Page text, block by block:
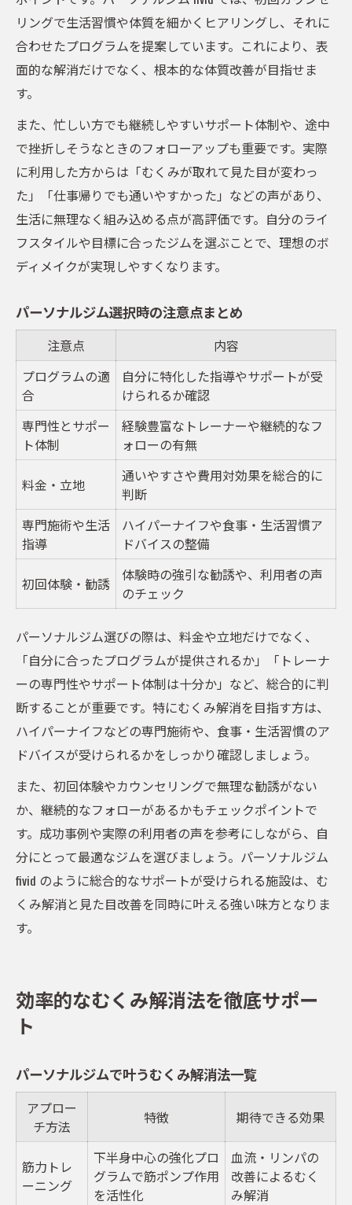
リングで生活習慣や体質を細かくヒアリングし、それに
合わせたプログラムを提案しています。これにより、表
面的な解消だけでなく、根本的な体質改善が目指せま
す。
また、忙しい方でも継続しやすいサポート体制や、途中
で挫折しそうなときのフォローアップも重要です。実際
に利用した方からは「むくみが取れて見た目が変わっ
た」「仕事帰りでも通いやすかった」などの声があり、
生活に無理なく組み込める点が高評価です。自分のライ
フスタイルや目標に合ったジムを選ぶことで、理想のボ
ディメイクが実現しやすくなります。
パーソナルジム選択時の注意点まとめ
注意点
内容
プログラムの適
合
自分に特化した指導やサポートが受
けられるか確認
専門性とサポー
ト体制
経験豊富なトレーナーや継続的なフ
ォローの有無
料金・立地
通いやすさや費用対効果を総合的に
判断
専門施術や生活
指導
ハイパーナイフや食事・生活習慣ア
ドバイスの整備
初回体験・勧誘
体験時の強引な勧誘や、利用者の声
のチェック
パーソナルジム選びの際は、料金や立地だけでなく、
「自分に合ったプログラムが提供されるか」「トレーナ
ーの専門性やサポート体制は十分か」など、総合的に判
断することが重要です。特にむくみ解消を目指す方は、
ハイパーナイフなどの専門施術や、食事・生活習慣のア
ドバイスが受けられるかをしっかり確認しましょう。
また、初回体験やカウンセリングで無理な勧誘がない
か、継続的なフォローがあるかもチェックポイントで
す。成功事例や実際の利用者の声を参考にしながら、自
分にとって最適なジムを選びましょう。パーソナルジム
fivid のように総合的なサポートが受けられる施設は、む
くみ解消と見た目改善を同時に叶える強い味方となりま
す。
効率的なむくみ解消法を徹底サポー
ト
パーソナルジムで叶うむくみ解消法一覧
アプロー
チ方法
特徴 期待できる効果
筋力トレ
ーニング
下半身中心の強化プロ
グラムで筋ポンプ作用
を活性化
血流・リンパの
改善によるむく
み解消